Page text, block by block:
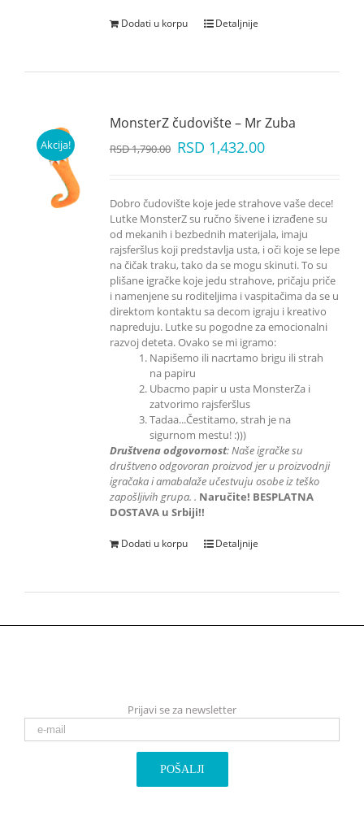
Dodati u korpu Detaljnije
Akcija!
MonsterZ čudovište – Mr Zuba
RSD1,790.00 RSD 1,432.00
Dobro čudovište koje jede strahove vaše dece!
Lutke MonsterZ su ručno šivene i izrađene su
od mekanih i bezbednih materijala, imaju
rajsferšlus koji predstavlja usta, i oči koje se lepe
na čičak traku, tako da se mogu skinuti. To su
plišane igračke koje jedu strahove, pričaju priče
i namenjene su roditeljima i vaspitačima da se u
direktom kontaktu sa decom igraju i kreativo
napreduju. Lutke su pogodne za emocionalni
razvoj deteta. Ovako se mi igramo:
Napišemo ili nacrtamo brigu ili strah
na papiru
Ubacmo papir u usta MonsterZa i
zatvorimo rajsferšlus
Tadaa...Čestitamo, strah je na
sigurnom mestu! :)))
Društvena odgovornost: Naše igračke su
društveno odgovoran proizvod jer u proizvodnji
igračaka i amabalaže učestvuju osobe iz teško
zapošljivih grupa. . Naručite! BESPLATNA
DOSTAVA u Srbiji!!
Dodati u korpu Detaljnije
Prijavi se za newsletter